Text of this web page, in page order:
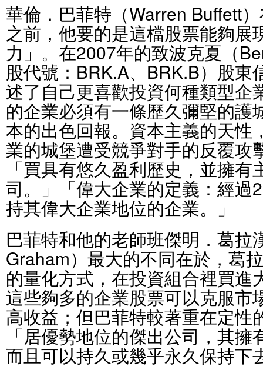
華倫．巴菲特（Warren Buffett
之前，他要的是這檔股票能夠展
力」。在2007年的致波克夏（
股代號：BRK.A、BRK.B）股東
述了自己更喜歡投資何種類型企
的企業必須有一條歷久彌堅的護
本的出色回報。資本主義的天性
業的城堡遭受競爭對手的反覆攻
「買具有悠久盈利歷史，並擁
司。」「偉大企業的定義：經過
持其偉大企業地位的企業。」
巴菲特和他的老師班傑明．葛拉
Graham）最大的不同在於，葛
的量化方式，在投資組合裡買進
這些夠多的企業股票可以克服市
高收益；但巴菲特較著重在定性
「居優勢地位的傑出公司，其
而且可以持久或幾乎永久保持下